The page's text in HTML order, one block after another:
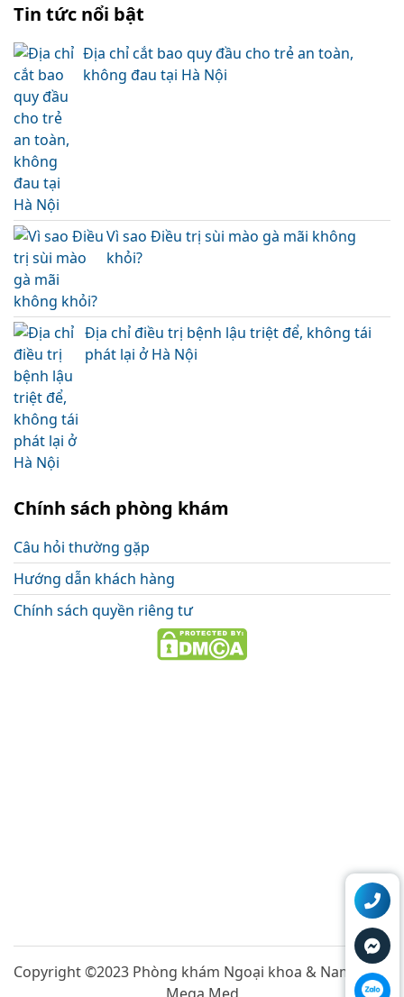
Tin tức nổi bật
Địa chỉ cắt bao quy đầu cho trẻ an toàn,
không đau tại Hà Nội
Vì sao Điều trị sùi mào gà mãi không
khỏi?
Địa chỉ điều trị bệnh lậu triệt để, không tái
phát lại ở Hà Nội
Chính sách phòng khám
Câu hỏi thường gặp
Hướng dẫn khách hàng
Chính sách quyền riêng tư
Copyright ©2023 Phòng khám Ngoại khoa & Nam khoa